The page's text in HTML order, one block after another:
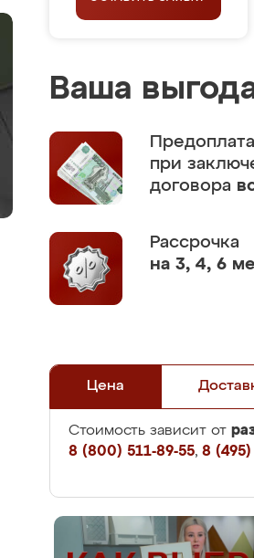
Ваша
Предоплата
при
договора
Рассрочка
на 3, 4, 6
Цена
Стоимость зависит от
8 (800) 511-89-55, 8 (495)